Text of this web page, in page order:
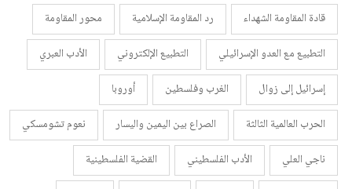
قادة المقاومة الشهداء
رد المقاومة الإسلامية
محور المقاومة
التطبيع مع العدو الإسرائيلي
التطبيع الإلكتروني
الأدب العبري
إسرائيل إلى زوال
الغرب وفلسطين
أوروبا
الحرب العالمية الثالثة
الصراع بين اليمين واليسار
نعوم تشومسكي
ناجي العلي
الأدب الفلسطيني
القضية الفلسطينية